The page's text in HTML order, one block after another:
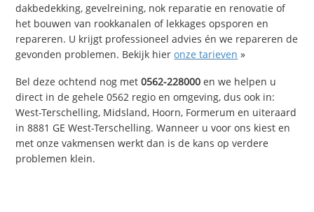
dakbedekking, gevelreining, nok reparatie en renovatie of
het bouwen van rookkanalen of lekkages opsporen en
repareren. U krijgt professioneel advies én we repareren de
gevonden problemen. Bekijk hieronze tarieven »
Bel deze ochtend nog met0562-228000 en we helpen u
direct in de gehele 0562 regio en omgeving, dus ook in:
West-Terschelling, Midsland, Hoorn, Formerum en uiteraard
in 8881 GE West-Terschelling. Wanneer u voor ons kiest en
met onze vakmensen werkt dan is de kans op verdere
problemen klein.